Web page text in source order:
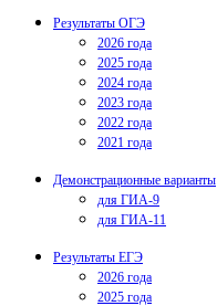
Результаты ОГЭ
2026 года
2025 года
2024 года
2023 года
2022 года
2021 года
Демонстрационные варианты
для ГИА-9
для ГИА-11
Результаты ЕГЭ
2026 года
2025 года